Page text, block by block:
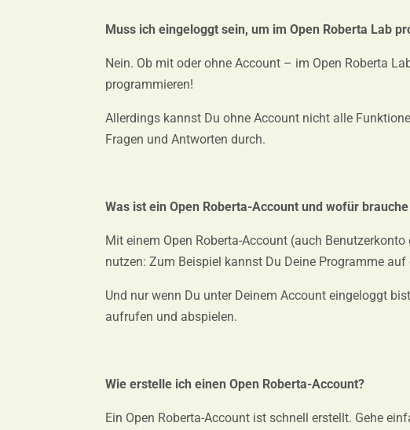
Muss ich eingeloggt sein, um im Open Roberta Lab
Nein. Ob mit oder ohne Account – im Open Roberta
programmieren!
Allerdings kannst Du ohne Account nicht alle
Fragen und Antworten durch.
Was ist ein Open Roberta-Account und wofür
Mit einem Open Roberta-Account (auch
nutzen: Zum Beispiel kannst Du Deine Programme
Und nur wenn Du unter Deinem Account eingeloggt
aufrufen und abspielen.
Wie erstelle ich einen Open Roberta-Account?
Ein Open Roberta-Account ist schnell erstellt. Gehe